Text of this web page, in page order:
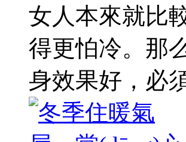
女人本來就比
得更怕冷。那
身效果好，必